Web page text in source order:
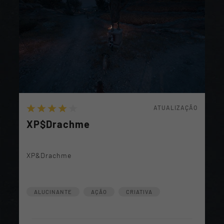
ATUALIZAÇÃO
XP$Drachme
XP&Drachme
ALUCINANTE AÇÃO CRIATIVA